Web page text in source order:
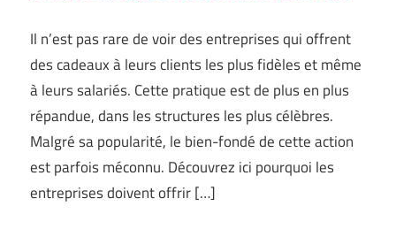
Il n’est pas rare de voir des entreprises qui offrent
des cadeaux à leurs clients les plus fidèles et même
à leurs salariés. Cette pratique est de plus en plus
répandue, dans les structures les plus célèbres.
Malgré sa popularité, le bien-fondé de cette action
est parfois méconnu. Découvrez ici pourquoi les
entreprises doivent offrir […]